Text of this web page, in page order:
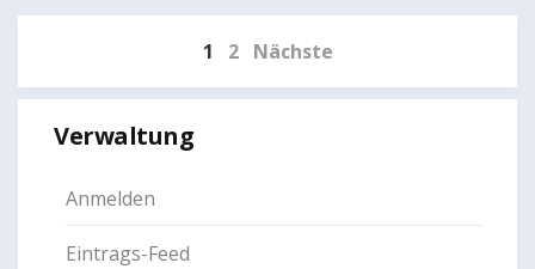
1 2 Nächste
Verwaltung
Anmelden
Eintrags-Feed